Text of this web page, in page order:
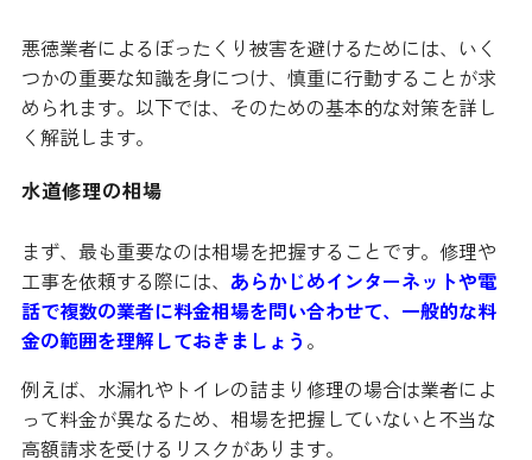
悪徳業者によるぼったくり被害を避けるためには、いく
つかの重要な知識を身につけ、慎重に行動することが求
められます。以下では、そのための基本的な対策を詳し
く解説します。
水道修理の相場
まず、最も重要なのは相場を把握することです。修理や
工事を依頼する際には、 あらかじめインターネットや電
話で複数の業者に料金相場を問い合わせて、一般的な料
金の範囲を理解しておきましょう 。
例えば、水漏れやトイレの詰まり修理の場合は業者によ
って料金が異なるため、相場を把握していないと不当な
高額請求を受けるリスクがあります。